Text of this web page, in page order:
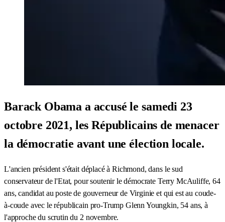
Barack Obama a accusé le samedi 23
octobre 2021, les Républicains de menacer
la démocratie avant une élection locale.
L'ancien président s'était déplacé à Richmond, dans le sud
conservateur de l'Etat, pour soutenir le démocrate Terry McAuliffe, 64
ans, candidat au poste de gouverneur de Virginie et qui est au coude-
à-coude avec le républicain pro-Trump Glenn Youngkin, 54 ans, à
l'approche du scrutin du 2 novembre.